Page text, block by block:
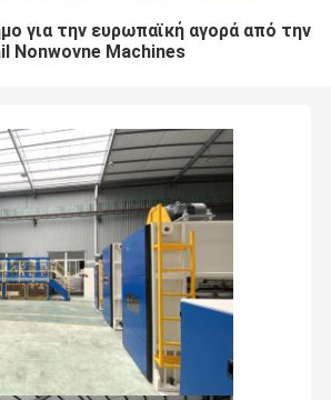
για την ευρωπαϊκή αγορά από την
Nonwovne Machines